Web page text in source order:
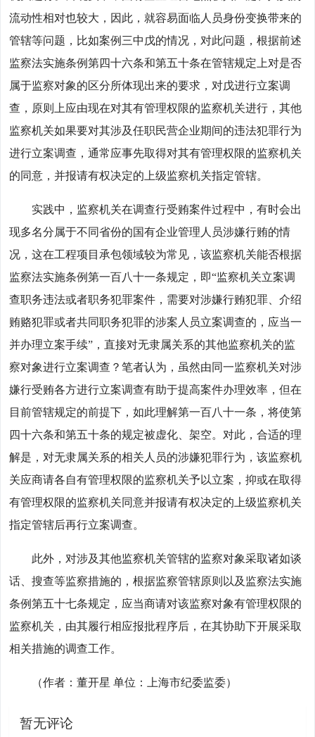
流动性相对也较大，因此，就容易面临人员身份变换带来的
管辖等问题，比如案例三中戊的情况，对此问题，根据前述
监察法实施条例第四十六条和第五十条在管辖规定上对是否
属于监察对象的区分所体现出来的要求，对戊进行立案调
查，原则上应由现在对其有管理权限的监察机关进行，其他
监察机关如果要对其涉及任职民营企业期间的违法犯罪行为
进行立案调查，通常应事先取得对其有管理权限的监察机关
的同意，并报请有权决定的上级监察机关指定管辖。
实践中，监察机关在调查行受贿案件过程中，有时会出
现多名分属于不同省份的国有企业管理人员涉嫌行贿的情
况，这在工程项目承包领域较为常见，该监察机关能否根据
监察法实施条例第一百八十一条规定，即“监察机关立案调
查职务违法或者职务犯罪案件，需要对涉嫌行贿犯罪、介绍
贿赂犯罪或者共同职务犯罪的涉案人员立案调查的，应当一
并办理立案手续”，直接对无隶属关系的其他监察机关的监
察对象进行立案调查？笔者认为，虽然由同一监察机关对涉
嫌行受贿各方进行立案调查有助于提高案件办理效率，但在
目前管辖规定的前提下，如此理解第一百八十一条，将使第
四十六条和第五十条的规定被虚化、架空。对此，合适的理
解是，对无隶属关系的相关人员的涉嫌犯罪行为，该监察机
关应商请各自有管理权限的监察机关予以立案，抑或在取得
有管理权限的监察机关同意并报请有权决定的上级监察机关
指定管辖后再行立案调查。
此外，对涉及其他监察机关管辖的监察对象采取诸如谈
话、搜查等监察措施的，根据监察管辖原则以及监察法实施
条例第五十七条规定，应当商请对该监察对象有管理权限的
监察机关，由其履行相应报批程序后，在其协助下开展采取
相关措施的调查工作。
（作者：董开星 单位：上海市纪委监委）
暂无评论